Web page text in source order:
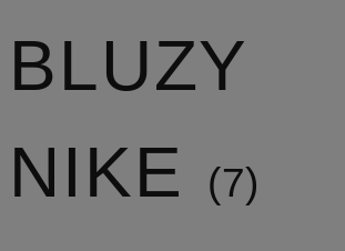
BLUZY
NIKE
7